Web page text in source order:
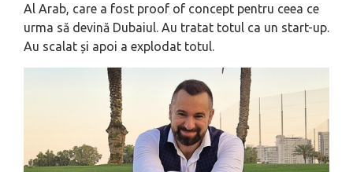
Al Arab, care a fost proof of concept pentru ceea ce
urma să devină Dubaiul. Au tratat totul ca un start-up.
Au scalat și apoi a explodat totul.